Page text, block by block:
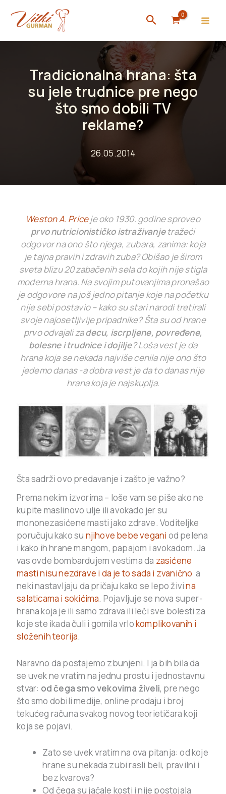
content
Search
Tradicionalna hrana: šta
su jele trudnice pre nego
što smo dobili TV
reklame?
26.05.2014
Weston A. Priceje oko 1930. godine sproveo
prvo nutricionističko istraživanjetražeći
odgovor na ono što njega, zubara, zanima: koja
je tajna pravih i zdravih zuba? Obišao je širom
sveta blizu 20 zabačenih sela do kojih nije stigla
moderna hrana. Na svojim putovanjima pronašao
je odgovore na još jedno pitanje koje na početku
nije sebi postavio – kako su stari narodi tretirali
svoje najosetljivije pripadnike? Šta su od hrane
prvo odvajali zadecu, iscrpljene, povređene,
bolesne i trudnice i dojilje? Loša vest je da
hrana koja se nekada najviše cenila nije ono što
jedemo danas -a dobra vest je da to danas nije
hrana koja je najskuplja.
Šta sadrži ovo predavanje i zašto je važno?
Prema nekim izvorima – loše vam se piše ako ne
kupite maslinovo ulje ili avokado jer su
mononezasićene masti jako zdrave. Voditeljke
poručuju kako su njihove bebe vegani od pelena
i kako ih hrane mangom, papajom i avokadom. Ja
vas ovde bombardujem vestima da zasićene
masti nisu nezdrave i da je to sada i zvanično a
neki nastavljaju da pričaju kako se lepo živina
salaticama i sokićima. Pojavljuje se nova super-
hrana koja je ili samo zdrava ili leči sve bolesti za
koje ste ikada čuli i gomila vrlokomplikovanih i
složenih teorija.
Naravno da postajemo zbunjeni. I ja bih bila da
se uvek ne vratim na jednu prostu i jednostavnu
stvar: od čega smo vekovima živeli, pre nego
što smo dobili medije, online prodaju i broj
tekućeg računa svakog novog teorietičara koji
koja se pojavi.
Zato se uvek vratim na ova pitanja: od koje
hrane su nekada zubi rasli beli, pravilni i
bez kvarova?
Od čega su jačale kosti i nije postojala